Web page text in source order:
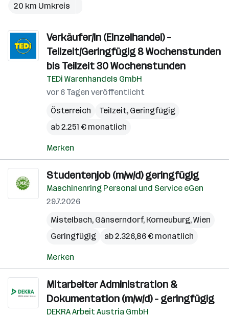
20 km Umkreis
Verkäufer/in (Einzelhandel) –
Teilzeit/Geringfügig 8 Wochenstunden
bis Teilzeit 30 Wochenstunden
TEDi Warenhandels GmbH
vor 6 Tagen veröffentlicht
Österreich
Teilzeit, Geringfügig
ab 2.251 € monatlich
Merken
Studentenjob (m/w/d) geringfügig
Maschinenring Personal und Service eGen
29.7.2026
Mistelbach, Gänserndorf, Korneuburg,Wien
Geringfügig
ab 2.326,86 € monatlich
Merken
Mitarbeiter Administration &
Dokumentation (m/w/d) - geringfügig
DEKRA Arbeit Austria GmbH